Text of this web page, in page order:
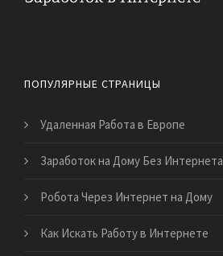
ПОПУЛЯРНЫЕ СТРАНИЦЫ
Удаленная Работа в Европе
Заработок на Дому Без Интернета
Робота Через Интернет на Дому
Как Искать Работу в Интернете